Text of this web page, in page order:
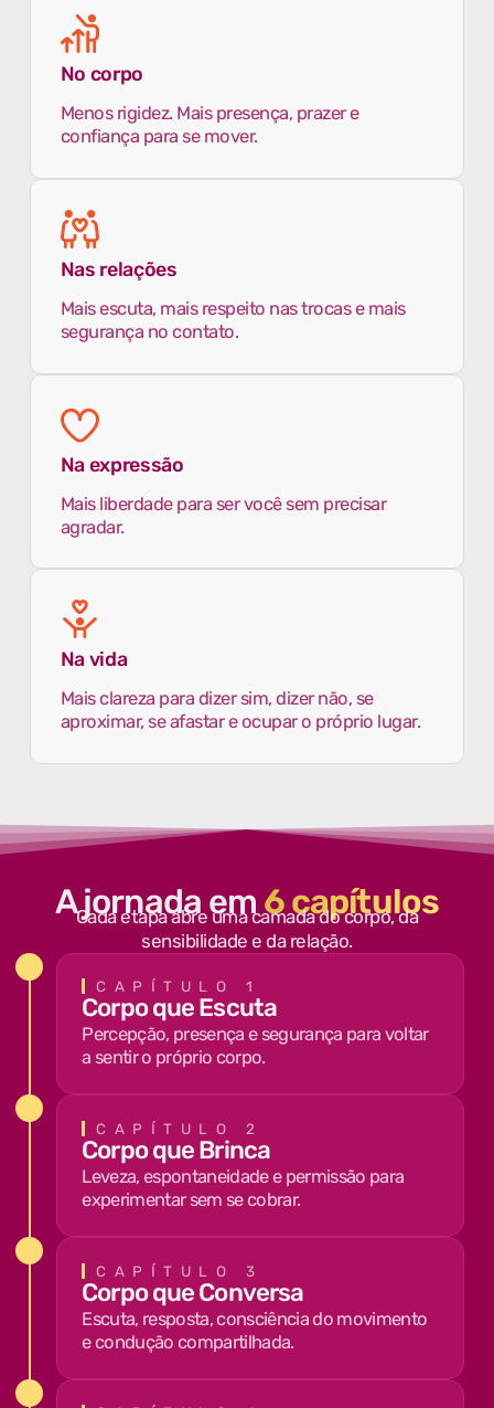
No corpo
Menos rigidez. Mais presença, prazer e
confiança para se mover.
Nas relações
Mais escuta, mais respeito nas trocas e mais
segurança no contato.
Na expressão
Mais liberdade para ser você sem precisar
agradar.
Na vida
Mais clareza para dizer sim, dizer não, se
aproximar, se afastar e ocupar o próprio lugar.
A jornada em 6 capítulos
Cada etapa abre uma camada do corpo, da
sensibilidade e da relação.
CAPÍTULO 1
Corpo que Escuta
Percepção, presença e segurança para voltar
a sentir o próprio corpo.
CAPÍTULO 2
Corpo que Brinca
Leveza, espontaneidade e permissão para
experimentar sem se cobrar.
CAPÍTULO 3
Corpo que Conversa
Escuta, resposta, consciência do movimento
e condução compartilhada.